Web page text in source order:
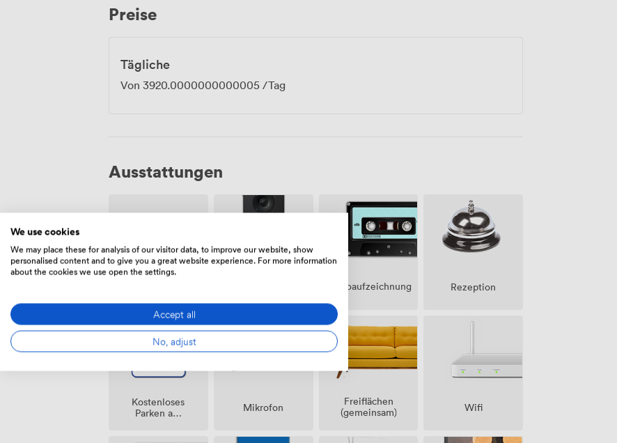
Preise
Tägliche
Von 3920.0000000000005 /Tag
Ausstattungen
Audioaufzeichnung Rezeption
Kostenloses
Parken auf
Mikrofon
Freiflächen
(gemeinsam)
Wifi
We use cookies
We may place these for analysis of our visitor data, to improve our website, show
personalised content and to give you a great website experience. For more information
about the cookies we use open the settings.
Accept all
No, adjust